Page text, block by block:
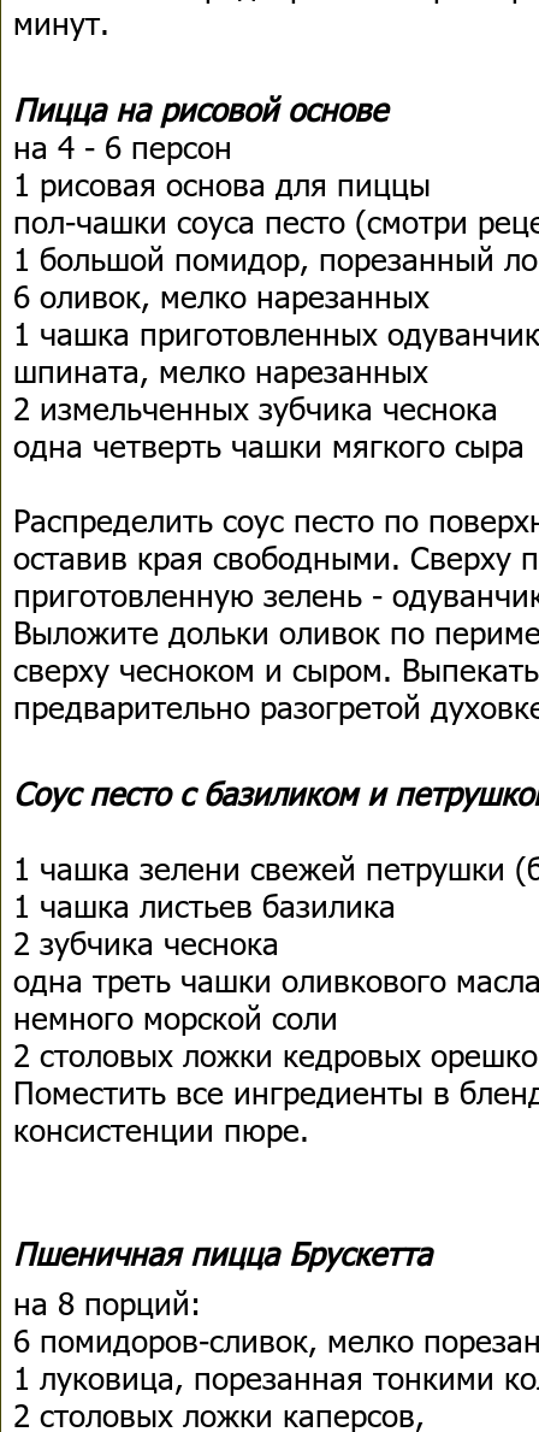
минут.
Пицца на рисовой основе
на 4 - 6 персон
1 рисовая основа для пиццы
пол-чашки соуса песто (смотри
1 большой помидор, порезанный
6 оливок, мелко нарезанных
1 чашка приготовленных
шпината, мелко нарезанных
2 измельченных зубчика чеснока
одна четверть чашки мягкого сыра
Распределить соус песто по
оставив края свободными. Сверху
приготовленную зелень -
Выложите дольки оливок по
сверху чесноком и сыром.
предварительно разогретой
Соус песто с базиликом и
1 чашка зелени свежей петрушки
1 чашка листьев базилика
2 зубчика чеснока
одна треть чашки оливкового
немного морской соли
2 столовых ложки кедровых
Поместить все ингредиенты в
консистенции пюре.
Пшеничная пицца Брускетта
на 8 порций:
6 помидоров-сливок, мелко
1 луковица, порезанная тонкими
2 столовых ложки каперсов,